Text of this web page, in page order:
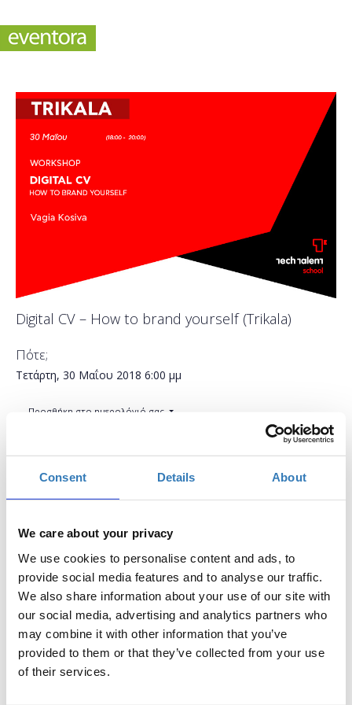
Consent Details About
We care about your privacy
We use cookies to personalise content and ads, to
provide social media features and to analyse our traffic.
We also share information about your use of our site with
our social media, advertising and analytics partners who
may combine it with other information that you’ve
provided to them or that they’ve collected from your use
of their services.
Digital CV – How to brand yourself (Trikala)
Πότε;
Τετάρτη, 30 Μαΐου 2018 6:00 μμ
Προσθήκη στο ημερολόγιό σας
Πρώην Κέντρο Δια Βίου Μάθησης Δήμου Τρικκαίων,
It’s the digital era! Οι μελλοντικοί σου εργοδότες
βρίσκονται online, εσύ; Πώς μπορείς να